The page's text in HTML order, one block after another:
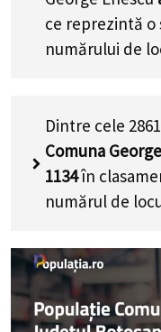
ce reprezintă o
numărului de
Dintre cele
Comuna
1134în
numărul de